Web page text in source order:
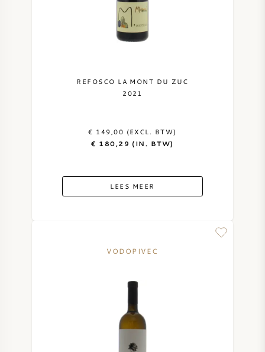
REFOSCO LA MONT DU ZUC
2021
€ 149,00 (EXCL. BTW)
€ 180,29 (IN. BTW)
LEES MEER
VODOPIVEC